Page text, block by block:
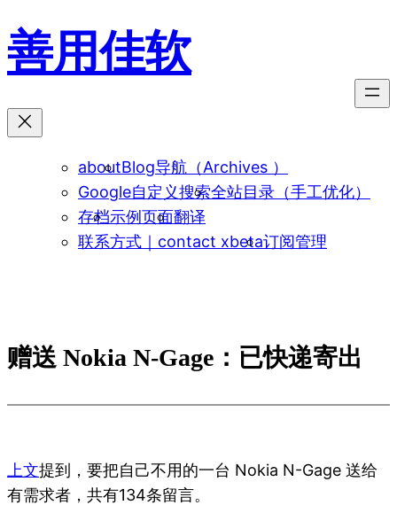
至
内
善用佳软
aboutBlog导航（Archives ）
Google自定义搜索全站目录（手工优化）
存档示例页面翻译
联系方式｜contact xbeta订阅管理
赠送 Nokia N-Gage：已快递寄出
上文提到，要把自己不用的一台 Nokia N-Gage 送给
有需求者，共有134条留言。